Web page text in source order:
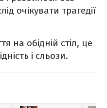
очікувати трагедії
на обідній стіл, це
і сльози.